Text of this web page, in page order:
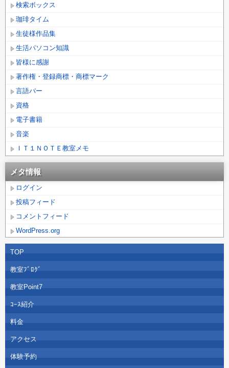
検索ボックス
珈琲タイム
生徒様作品集
生活パソコン知識
皆様に感謝
著作権・登録商標・商標マーク
言語バー
資格
電子書籍
音楽
ＩＴ１ＮＯＴＥ教室メモ
メタ情報
ログイン
投稿フィード
コメントフィード
WordPress.org
TOP
教室ﾌﾞﾛｸﾞ
教室Point7
ｺｰｽ紹介
料金
アクセス
体験予約